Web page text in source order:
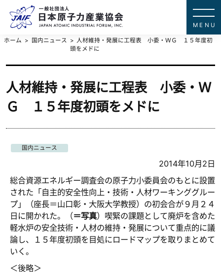
ホーム 国内ニュース
人材維持・発展に工程表 小委・ＷＧ １５年度初
頭をメドに
人材維持・発展に工程表 小委・Ｗ
Ｇ １５年度初頭をメドに
国内ニュース
2014年10月2日
総合資源エネルギー調査会の原子力小委員会のもとに設置
された「自主的安全性向上・技術・人材ワーキンググルー
プ」（座長＝山口彰・大阪大学教授）の初会合が９月２４
日に開かれた。（＝写真）喫緊の課題として廃炉を含めた
軽水炉の安全技術・人材の維持・発展について重点的に議
論し、１５年度初頭を目処にロードマップを取りまとめて
いく。
＜後略＞